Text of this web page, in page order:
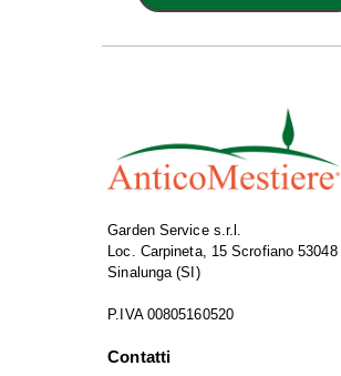
Garden Service s.r.l.
Loc. Carpineta, 15 Scrofiano 53048
Sinalunga (SI)
P.IVA 00805160520
Contatti